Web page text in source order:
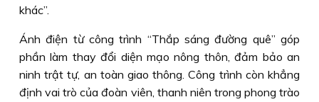
khác”.
Ánh điện từ công trình “Thắp sáng đường quê” góp
phần làm thay đổi diện mạo nông thôn, đảm bảo an
ninh trật tự, an toàn giao thông. Công trình còn khẳng
định vai trò của đoàn viên, thanh niên trong phong trào